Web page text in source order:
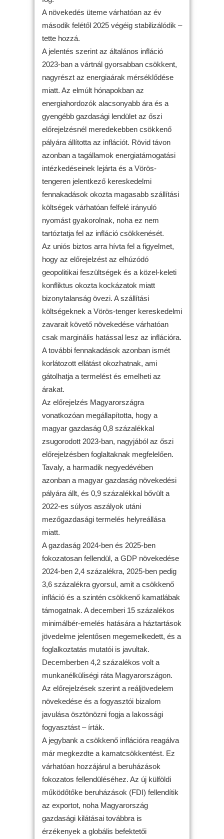
A növekedés üteme várhatóan az év
második felétől 2025 végéig stabilizálódik –
tette hozzá.
A jelentés szerint az általános infláció
2023-ban a vártnál gyorsabban csökkent,
nagyrészt az energiaárak mérséklődése
miatt. Az elmúlt hónapokban az
energiahordozók alacsonyabb ára és a
gyengébb gazdasági lendület az őszi
előrejelzésnél meredekebben csökkenő
pályára állította az inflációt. Rövid távon
azonban a tagállamok energiatámogatási
intézkedéseinek lejárta és a Vörös-
tengeren jelentkező kereskedelmi
fennakadások okozta magasabb szállítási
költségek várhatóan felfelé irányuló
nyomást gyakorolnak, noha ez nem
tartóztatja fel az infláció csökkenését.
Az uniós biztos arra hívta fel a figyelmet,
hogy az előrejelzést az elhúzódó
geopolitikai feszültségek és a közel-keleti
konfliktus okozta kockázatok miatt
bizonytalanság övezi. A szállítási
költségeknek a Vörös-tenger kereskedelmi
zavarait követő növekedése várhatóan
csak marginális hatással lesz az inflációra.
A további fennakadások azonban ismét
korlátozott ellátást okozhatnak, ami
gátolhatja a termelést és emelheti az
árakat.
Az előrejelzés Magyarországra
vonatkozóan megállapította, hogy a
magyar gazdaság 0,8 százalékkal
zsugorodott 2023-ban, nagyjából az őszi
előrejelzésben foglaltaknak megfelelően.
Tavaly, a harmadik negyedévében
azonban a magyar gazdaság növekedési
pályára állt, és 0,9 százalékkal bővült a
2022-es súlyos aszályok utáni
mezőgazdasági termelés helyreállása
miatt.
A gazdaság 2024-ben és 2025-ben
fokozatosan fellendül, a GDP növekedése
2024-ben 2,4 százalékra, 2025-ben pedig
3,6 százalékra gyorsul, amit a csökkenő
infláció és a szintén csökkenő kamatlábak
támogatnak. A decemberi 15 százalékos
minimálbér-emelés hatására a háztartások
jövedelme jelentősen megemelkedett, és a
foglalkoztatás mutatói is javultak.
Decemberben 4,2 százalékos volt a
munkanélküliségi ráta Magyarországon.
Az előrejelzések szerint a reáljövedelem
növekedése és a fogyasztói bizalom
javulása ösztönözni fogja a lakossági
fogyasztást – írták.
A jegybank a csökkenő inflációra reagálva
már megkezdte a kamatcsökkentést. Ez
várhatóan hozzájárul a beruházások
fokozatos fellendüléséhez. Az új külföldi
működőtőke beruházások (FDI) fellendítik
az exportot, noha Magyarország
gazdasági kilátásai továbbra is
érzékenyek a globális befektetői